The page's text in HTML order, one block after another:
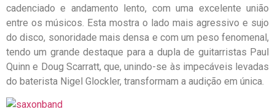
cadenciado e andamento lento, com uma excelente união
entre os músicos. Esta mostra o lado mais agressivo e sujo
do disco, sonoridade mais densa e com um peso fenomenal,
tendo um grande destaque para a dupla de guitarristas Paul
Quinn e Doug Scarratt, que, unindo-se às impecáveis levadas
do baterista Nigel Glockler, transformam a audição em única.